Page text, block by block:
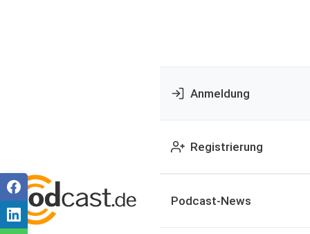
Anmeldung
Registrierung
Podcast-News